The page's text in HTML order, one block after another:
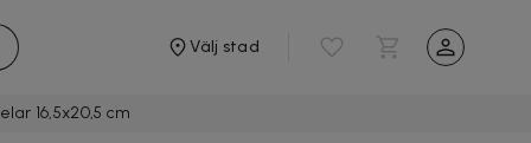
Välj stad
16,5x20,5 cm